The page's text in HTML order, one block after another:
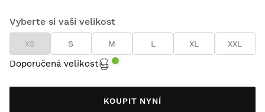
Vyberte si vaší velikost
XS S M L XL XXL
Doporučená velikost
KOUPIT NYNÍ